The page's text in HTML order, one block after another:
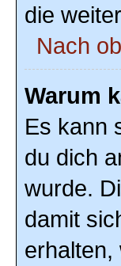
die
Nach
Warum
Es kann
du dich
wurde.
damit
erhalten,